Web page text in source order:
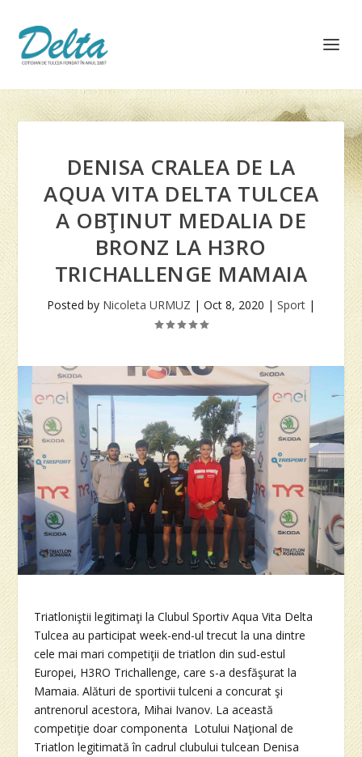
DENISA CRALEA DE LA
AQUA VITA DELTA TULCEA
A OBŢINUT MEDALIA DE
BRONZ LA H3RO
TRICHALLENGE MAMAIA
Posted by Nicoleta URMUZ | Oct 8, 2020 | Sport |
Triatloniştii legitimaţi la Clubul Sportiv Aqua Vita Delta
Tulcea au participat week-end-ul trecut la una dintre
cele mai mari competiţii de triatlon din sud-estul
Europei, H3RO Trichallenge, care s-a desfăşurat la
Mamaia. Alături de sportivii tulceni a concurat şi
antrenorul acestora, Mihai Ivanov. La această
competiţie doar componenta Lotului Naţional de
Triatlon legitimată în cadrul clubului tulcean Denisa